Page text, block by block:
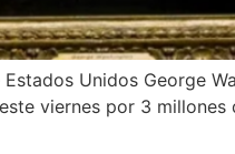
Unidos George
viernes por 3